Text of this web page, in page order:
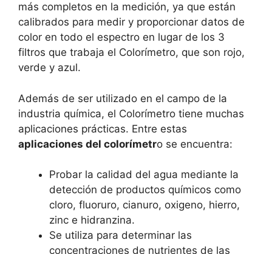
más completos en la medición, ya que están
calibrados para medir y proporcionar datos de
color en todo el espectro en lugar de los 3
filtros que trabaja el Colorímetro, que son rojo,
verde y azul.
Además de ser utilizado en el campo de la
industria química, el Colorímetro tiene muchas
aplicaciones prácticas. Entre estas
aplicaciones del colorímetro se encuentra:
Probar la calidad del agua mediante la
detección de productos químicos como
cloro, fluoruro, cianuro, oxigeno, hierro,
zinc e hidranzina.
Se utiliza para determinar las
concentraciones de nutrientes de las